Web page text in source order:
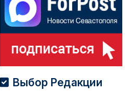
Выбор Редакции